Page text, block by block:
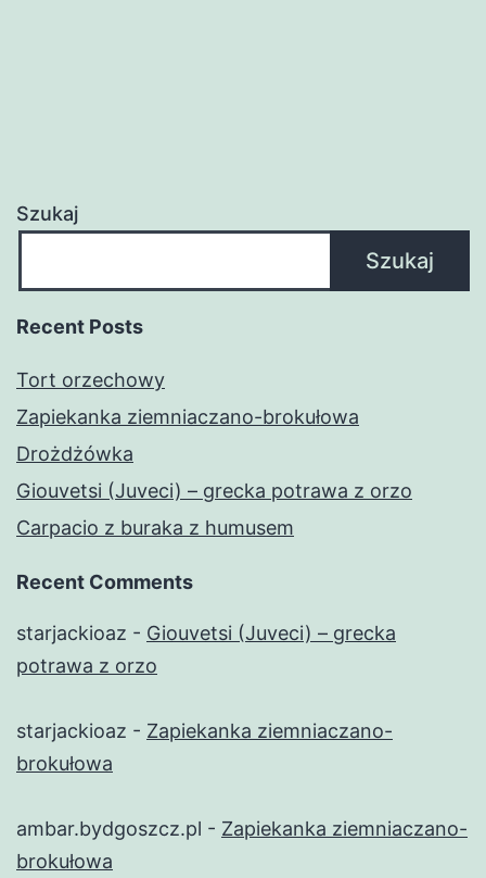
Szukaj
Szukaj
Recent Posts
Tort orzechowy
Zapiekanka ziemniaczano-brokułowa
Drożdżówka
Giouvetsi (Juveci) – grecka potrawa z orzo
Carpacio z buraka z humusem
Recent Comments
starjackioaz - Giouvetsi (Juveci) – grecka
potrawa z orzo
starjackioaz - Zapiekanka ziemniaczano-
brokułowa
ambar.bydgoszcz.pl - Zapiekanka ziemniaczano-
brokułowa